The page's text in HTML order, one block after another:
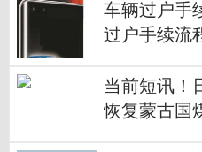
车辆过户手
过户手续流
当前短讯！
恢复蒙古国